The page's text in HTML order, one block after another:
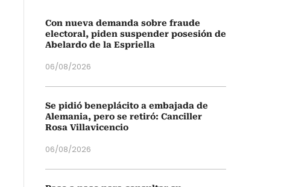
Con nueva demanda sobre fraude
electoral, piden suspender posesión de
Abelardo de la Espriella
06/08/2026
Se pidió beneplácito a embajada de
Alemania, pero se retiró: Canciller
Rosa Villavicencio
06/08/2026